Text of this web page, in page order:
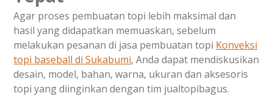
Agar proses pembuatan topi lebih maksimal dan
hasil yang didapatkan memuaskan, sebelum
melakukan pesanan di jasa pembuatan topi Konveksi
topi baseball diSukabumi, Anda dapat mendiskusikan
desain, model, bahan, warna, ukuran dan aksesoris
topi yang diinginkan dengan tim jualtopibagus.